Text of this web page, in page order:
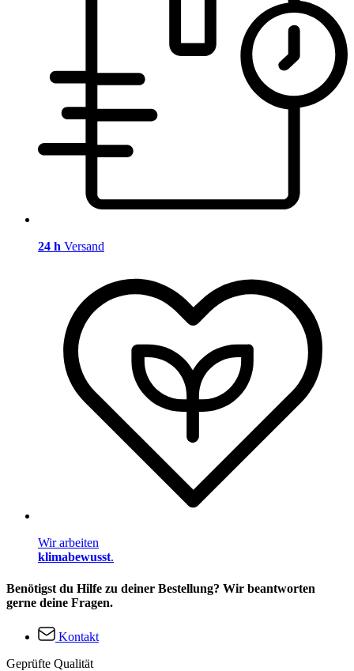
24 h Versand
Wir arbeiten
klimabewusst.
Benötigst du Hilfe zu deiner Bestellung? Wir beantworten
gerne deine Fragen.
Kontakt
Geprüfte Qualität